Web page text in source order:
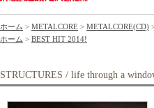
ホーム > METALCORE > METALCORE(CD)
ホーム > BEST HIT 2014!
STRUCTURES / life through a